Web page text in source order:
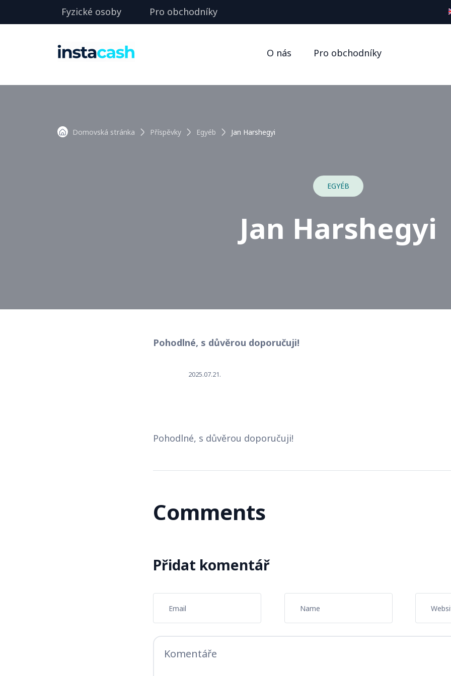
Fyzické osoby Pro obchodníky
O nás Pro obchodníky
Domovská stránka Příspěvky Egyéb Jan Harshegyi
EGYÉB
Jan Harshegyi
Pohodlné, s důvěrou doporučuji!
2025.07.21.
Pohodlné, s důvěrou doporučuji!
Comments
Přidat komentář